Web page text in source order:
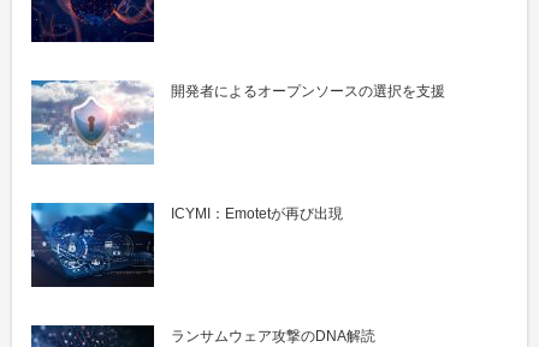
開発者によるオープンソースの選択を支援
ICYMI：Emotetが再び出現
ランサムウェア攻撃のDNA解読